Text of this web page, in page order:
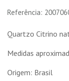
Referência:
Quartzo Citrino
Medidas
Origem: Brasil
6,00 €